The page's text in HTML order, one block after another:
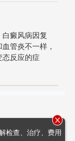
癜风病因复
管炎不一样，
态反应的症
检查、治疗、费用